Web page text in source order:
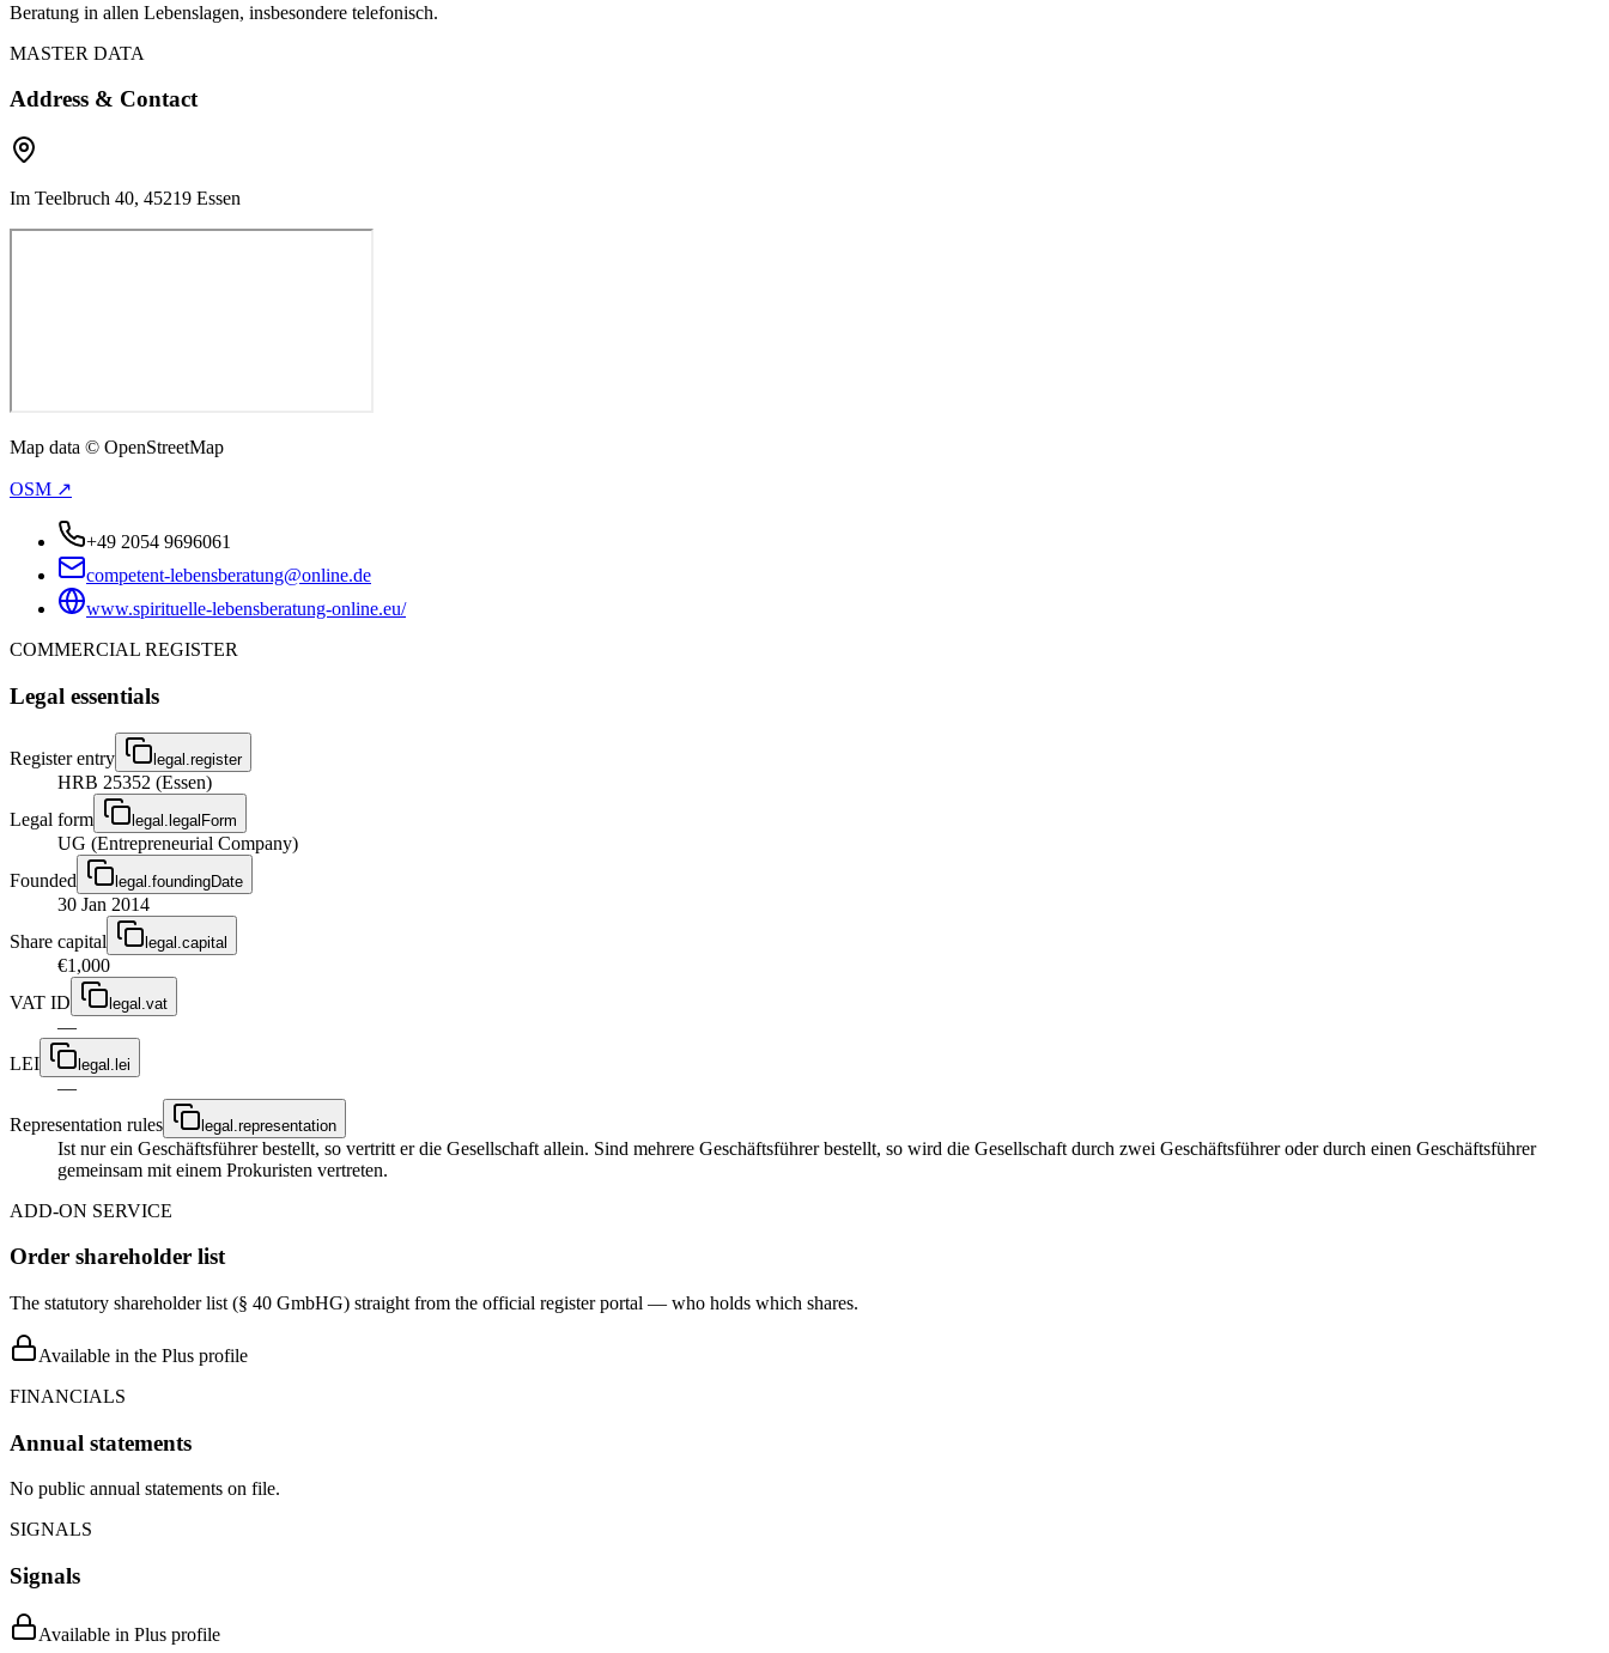
Beratung in allen Lebenslagen, insbesondere telefonisch.
MASTER DATA
Address & Contact
Im Teelbruch 40, 45219 Essen
Map data © OpenStreetMap
OSM ↗
+49 2054 9696061
competent-lebensberatung@online.de
www.spirituelle-lebensberatung-online.eu/
COMMERCIAL REGISTER
Legal essentials
Register entry legal.register
HRB 25352 (Essen)
Legal form
legal.legalForm
UG (Entrepreneurial Company)
Founded
legal.foundingDate
30 Jan 2014
Share capital
legal.capital
€1,000
VAT ID
legal.vat
—
LEI
legal.lei
—
Representation rules
legal.representation
Ist nur ein Geschäftsführer bestellt, so vertritt er die Gesellschaft allein. Sind mehrere Geschäftsführer bestellt, so wird die Gesellschaft durch zwei Geschäftsführer oder durch einen Geschäftsführer
gemeinsam mit einem Prokuristen vertreten.
ADD-ON SERVICE
Order shareholder list
The statutory shareholder list (§ 40 GmbHG) straight from the official register portal — who holds which shares.
Available in the Plus profile
FINANCIALS
Annual statements
No public annual statements on file.
SIGNALS
Signals
Available in Plus profile